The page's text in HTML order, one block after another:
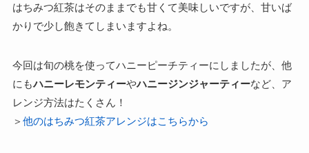
はちみつ紅茶はそのままでも甘くて美味しいですが、甘いば
かりで少し飽きてしまいますよね。
今回は旬の桃を使ってハニーピーチティーにしましたが、他
にもハニーレモンティーやハニージンジャーティーなど、ア
レンジ方法はたくさん！
＞ 他のはちみつ紅茶アレンジはこちらから